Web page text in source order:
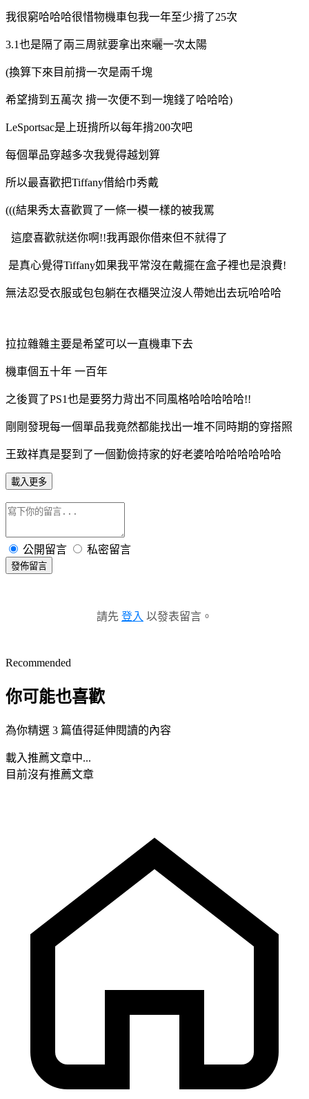
我很窮哈哈哈很惜物機車包我一年至少揹了25次
3.1也是隔了兩三周就要拿出來曬一次太陽
(換算下來目前揹一次是兩千塊
希望揹到五萬次 揹一次便不到一塊錢了哈哈哈)
LeSportsac是上班揹所以每年揹200次吧
每個單品穿越多次我覺得越划算
所以最喜歡把Tiffany借給巾秀戴
(((結果秀太喜歡買了一條一模一樣的被我罵
這麼喜歡就送你啊!!我再跟你借來但不就得了
是真心覺得Tiffany如果我平常沒在戴擺在盒子裡也是浪費!
無法忍受衣服或包包躺在衣櫃哭泣沒人帶她出去玩哈哈哈
拉拉雜雜主要是希望可以一直機車下去
機車個五十年 一百年
之後買了PS1也是要努力背出不同風格哈哈哈哈哈!!
剛剛發現每一個單品我竟然都能找出一堆不同時期的穿搭照
王致祥真是娶到了一個勤儉持家的好老婆哈哈哈哈哈哈哈
載入更多
公開留言 私密留言
發佈留言
請先 登入 以發表留言。
Recommended
你可能也喜歡
為你精選 3 篇值得延伸閱讀的內容
載入推薦文章中...
目前沒有推薦文章